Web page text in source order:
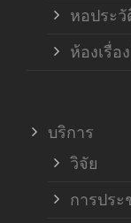
หอประ
ห้องเรื่อ
บริการ
วิจัย
การปร